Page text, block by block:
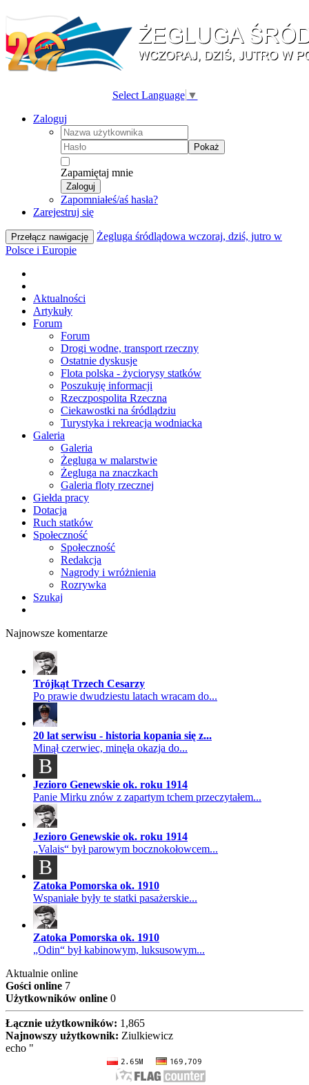
Select Language ▼
Zaloguj
Pokaż
Zapamiętaj mnie
Zaloguj
Zapomniałeś/aś hasła?
Zarejestruj się
Przełącz nawigację
Żegluga śródlądowa wczoraj, dziś, jutro w
Polsce i Europie
Aktualności
Artykuły
Forum
Forum
Drogi wodne, transport rzeczny
Ostatnie dyskusje
Flota polska - życiorysy statków
Poszukuję informacji
Rzeczpospolita Rzeczna
Ciekawostki na śródlądziu
Turystyka i rekreacja wodniacka
Galeria
Galeria
Żegluga w malarstwie
Żegluga na znaczkach
Galeria floty rzecznej
Giełda pracy
Dotacja
Ruch statków
Społeczność
Społeczność
Redakcja
Nagrody i wróżnienia
Rozrywka
Szukaj
Najnowsze komentarze
Trójkąt Trzech Cesarzy
Po prawie dwudziestu latach wracam do...
20 lat serwisu - historia kopania się z...
Minął czerwiec, minęła okazja do...
B
Jezioro Genewskie ok. roku 1914
Panie Mirku znów z zapartym tchem przeczytałem...
Jezioro Genewskie ok. roku 1914
„Valais“ był parowym bocznokołowcem...
B
Zatoka Pomorska ok. 1910
Wspaniałe były te statki pasażerskie...
Zatoka Pomorska ok. 1910
„Odin“ był kabinowym, luksusowym...
Aktualnie online
Gości online 7
Użytkowników online 0
Łącznie użytkowników: 1,865
Najnowszy użytkownik: Ziulkiewicz
echo "